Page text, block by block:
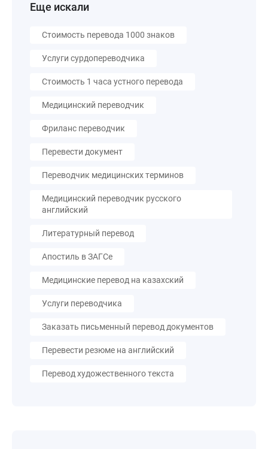
Еще искали
Стоимость перевода 1000 знаков
Услуги сурдопереводчика
Стоимость 1 часа устного перевода
Медицинский переводчик
Фриланс переводчик
Перевести документ
Переводчик медицинских терминов
Медицинский переводчик русского
английский
Литературный перевод
Апостиль в ЗАГСе
Медицинские перевод на казахский
Услуги переводчика
Заказать письменный перевод документов
Перевести резюме на английский
Перевод художественного текста